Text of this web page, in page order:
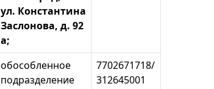
ул. Константина
Заслонова, д. 92
а;
обособленное
подразделение
7702671718/
312645001